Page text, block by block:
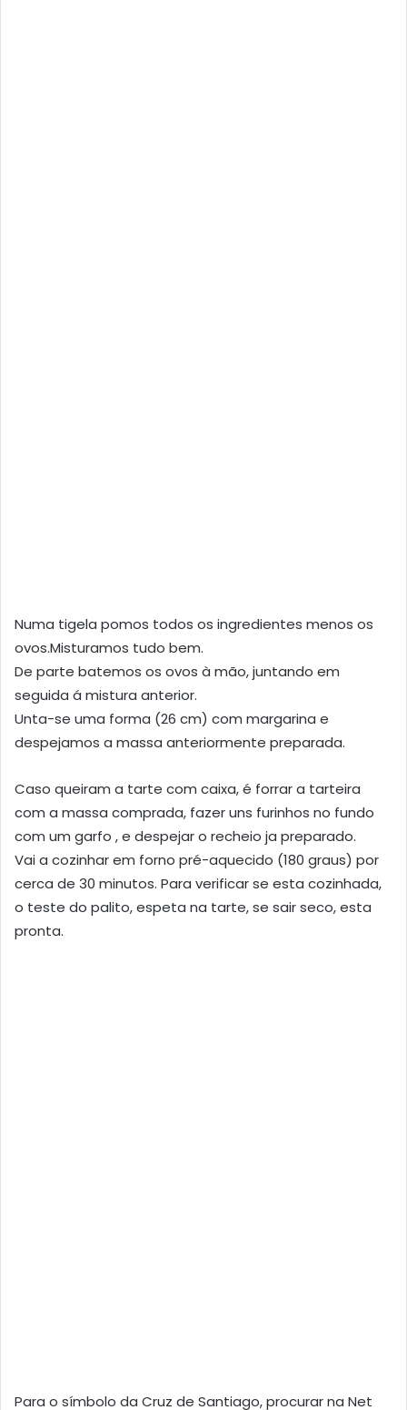
Numa tigela pomos todos os ingredientes menos os
ovos.Misturamos tudo bem.
De parte batemos os ovos à mão, juntando em
seguida á mistura anterior.
Unta-se uma forma (26 cm) com margarina e
despejamos a massa anteriormente preparada.
Caso queiram a tarte com caixa, é forrar a tarteira
com a massa comprada, fazer uns furinhos no fundo
com um garfo , e despejar o recheio ja preparado.
Vai a cozinhar em forno pré-aquecido (180 graus) por
cerca de 30 minutos. Para verificar se esta cozinhada,
o teste do palito, espeta na tarte, se sair seco, esta
pronta.
Para o símbolo da Cruz de Santiago, procurar na Net